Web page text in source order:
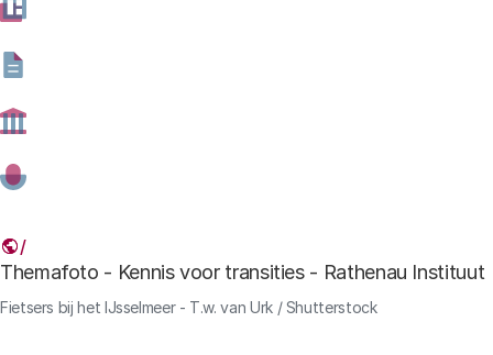
maken van steden, het natuurvriendelijker maken van
waterkwaliteit. Het Rathenau Instituut wil onderzoeken
Themafoto - Kennis voor transities - Rathenau Instituut
Fietsers bij het IJsselmeer - T.w. van Urk / Shutterstock